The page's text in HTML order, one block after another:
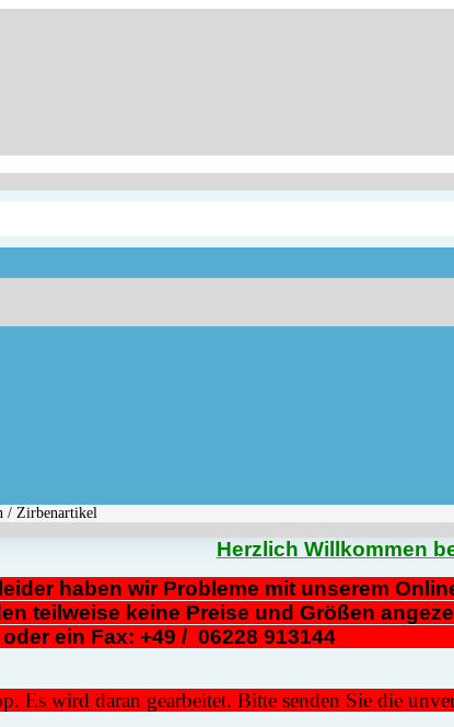
/ Zirbenartikel
Herzlich Willkommen
haben wir Probleme mit unserem
teilweise keine Preise und Größen
oder ein Fax: +49 /
Es wird daran gearbeitet. Bitte senden Sie die